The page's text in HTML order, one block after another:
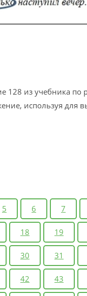
128 из учебника по
используя для
5 6 7
18 19
30 31
42 43